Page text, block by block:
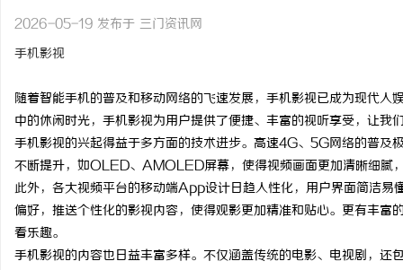
2026-05-19 发布于 三门资讯网
手机影视
随着智能手机的普及和移动网络的飞速发展，手机影视已成为现代
中的休闲时光，手机影视为用户提供了便捷、丰富的视听享受，让我
手机影视的兴起得益于多方面的技术进步。高速4G、5G网络的普及
不断提升，如OLED、AMOLED屏幕，使得视频画面更加清晰细腻
此外，各大视频平台的移动端App设计日趋人性化，用户界面简洁
偏好，推送个性化的影视内容，使得观影更加精准和贴心。更有丰
看乐趣。
手机影视的内容也日益丰富多样。不仅涵盖传统的电影、电视剧，